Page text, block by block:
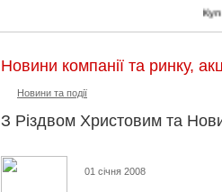
Новини компанії та ринку,
Новини та події
З Різдвом Христовим та
01 січня 2008